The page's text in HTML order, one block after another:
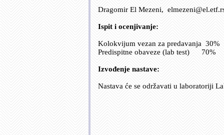
Dragomir El Mezeni,
Ispit i ocenjivanje:
Kolokvijum vezan za predavanja 30%
Predispitne obaveze (lab test) 70%
Izvođenje nastave:
Nastava će se održavati u laboratoriji